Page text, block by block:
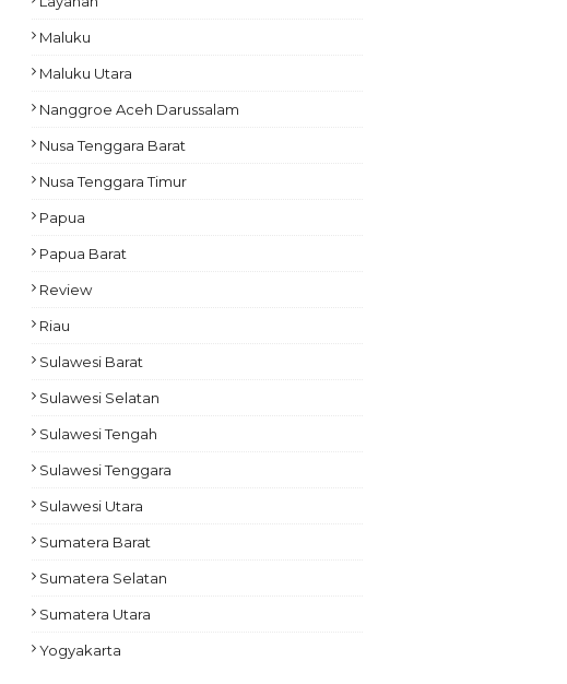
Maluku
Maluku Utara
Nanggroe Aceh Darussalam
Nusa Tenggara Barat
Nusa Tenggara Timur
Papua
Papua Barat
Review
Riau
Sulawesi Barat
Sulawesi Selatan
Sulawesi Tengah
Sulawesi Tenggara
Sulawesi Utara
Sumatera Barat
Sumatera Selatan
Sumatera Utara
Yogyakarta